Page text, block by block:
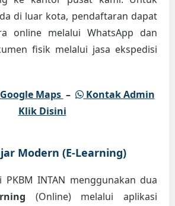
di luar kota, pendaftaran dapat
online melalui WhatsApp dan
fisik melalui jasa ekspedisi
Maps –
Kontak Admin
Klik Disini
Modern (E-Learning)
PKBM INTAN menggunakan dua
(Online) melalui aplikasi